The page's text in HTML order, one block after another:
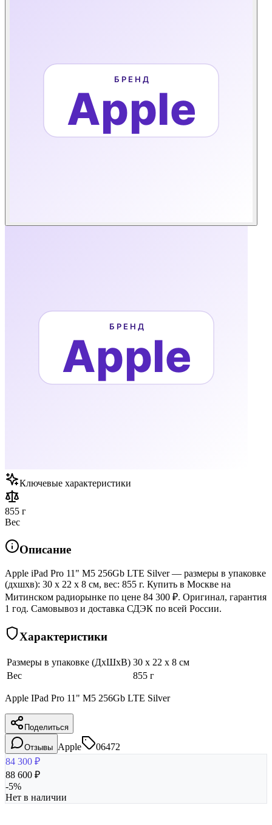
Ключевые характеристики
855 г
Вес
Описание
Apple iPad Pro 11" M5 256Gb LTE Silver — размеры в упаковке
(дхшхв): 30 x 22 x 8 см, вес: 855 г. Купить в Москве на
Митинском радиорынке по цене 84 300 ₽. Оригинал, гарантия
1 год. Самовывоз и доставка СДЭК по всей России.
Характеристики
Размеры в упаковке (ДхШхВ) 30 x 22 x 8 см
Вес
855 г
Apple IPad Pro 11" M5 256Gb LTE Silver
Поделиться
Отзывы Apple
06472
84 300 ₽
88 600 ₽
-5%
Нет в наличии